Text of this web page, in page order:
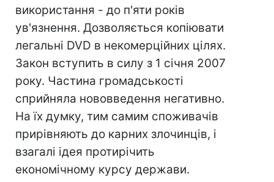
використання - до п'яти років
ув'язнення. Дозволяється копіювати
легальні DVD в некомерційних цілях.
Закон вступить в силу з 1 січня 2007
року. Частина громадськості
сприйняла нововведення негативно.
На їх думку, тим самим споживачів
прирівняють до карних злочинців, і
взагалі ідея протирічить
економічному курсу держави.